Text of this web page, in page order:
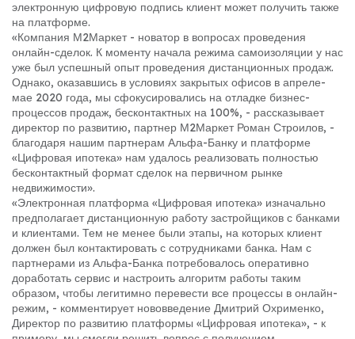
электронную цифровую подпись клиент может получить также
на платформе.
«Компания М2Маркет - новатор в вопросах проведения
онлайн-сделок. К моменту начала режима самоизоляции у нас
уже был успешный опыт проведения дистанционных продаж.
Однако, оказавшись в условиях закрытых офисов в апреле-
мае 2020 года, мы сфокусировались на отладке бизнес-
процессов продаж, бесконтактных на 100%, - рассказывает
директор по развитию, партнер М2Маркет Роман Строилов, -
благодаря нашим партнерам Альфа-Банку и платформе
«Цифровая ипотека» нам удалось реализовать полностью
бесконтактный формат сделок на первичном рынке
недвижимости».
«Электронная платформа «Цифровая ипотека» изначально
предполагает дистанционную работу застройщиков с банками
и клиентами. Тем не менее были этапы, на которых клиент
должен был контактировать с сотрудниками банка. Нам с
партнерами из Альфа-Банка потребовалось оперативно
доработать сервис и настроить алгоритм работы таким
образом, чтобы легитимно перевести все процессы в онлайн-
режим, - комментирует нововведение Дмитрий Охрименко,
Директор по развитию платформы «Цифровая ипотека», - к